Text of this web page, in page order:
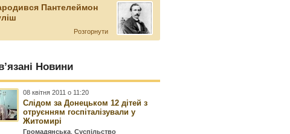
Пантелеймон
Розгорнути
Новини
08 квітня 2011 о 11:20
Слідом за Донецьком 12 дітей з
отруєнням госпіталізували у
Житомирі
Громадянська ,Суспільство